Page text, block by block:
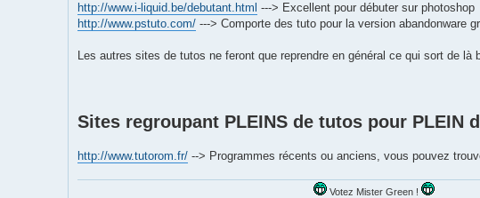
http://www.i-liquid.be/debutant.html ---> Excellent pour débuter sur photoshop
http://www.pstuto.com/---> Comporte des tuto pour la version abandonware
Les autres sites de tutos ne feront que reprendre en général ce qui sort de là
Sites regroupant PLEINS de tutos pour PLEIN
http://www.tutorom.fr/--> Programmes récents ou anciens, vous pouvez
Votez Mister Green !